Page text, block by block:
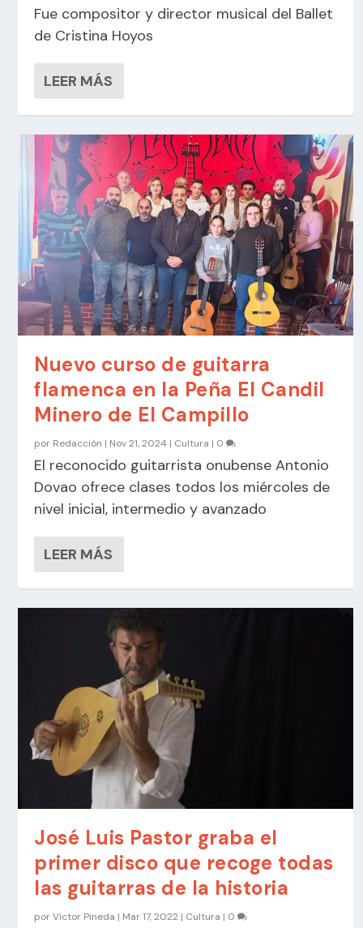
Fue compositor y director musical del Ballet
de Cristina Hoyos
LEER MÁS
Nuevo curso de guitarra
flamenca en la Peña El Candil
Minero de El Campillo
por Redacción | Nov 21, 2024 | Cultura | 0
El reconocido guitarrista onubense Antonio
Dovao ofrece clases todos los miércoles de
nivel inicial, intermedio y avanzado
LEER MÁS
José Luis Pastor graba el
primer disco que recoge todas
las guitarras de la historia
porVíctor Pineda | Mar 17, 2022 | Cultura | 0